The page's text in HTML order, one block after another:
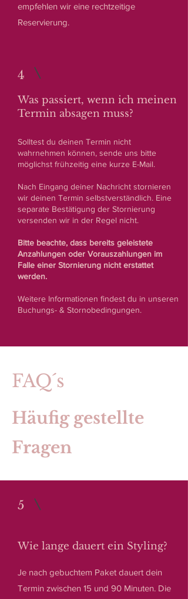
empfehlen wir eine rechtzeitige
Reservierung.
4
Was passiert, wenn ich meinen
Termin absagen muss?
Solltest du deinen Termin nicht
wahrnehmen können, sende uns bitte
möglichst frühzeitig eine kurze E-Mail.
Nach Eingang deiner Nachricht stornieren
wir deinen Termin selbstverständlich. Eine
separate Bestätigung der Stornierung
versenden wir in der Regel nicht.
Bitte beachte, dass bereits geleistete
Anzahlungen oder Vorauszahlungen im
Falle einer Stornierung nicht erstattet
werden.
Weitere Informationen findest du in unseren
Buchungs- & Stornobedingungen.
FAQ´s
Häufig gestellte
Fragen
5
Wie lange dauert ein Styling?
Je nach gebuchtem Paket dauert dein
Termin zwischen 15 und 90 Minuten. Die